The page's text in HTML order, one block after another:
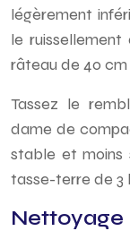
légèrement
le ruissellement
râteau de 40 cm
Tassez le
dame de
stable et moins
tasse-terre de 3
Nettoyage